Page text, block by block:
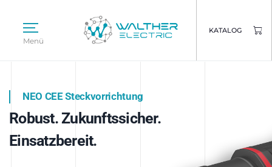
Menü
KATALOG
Intelligente Stromverteilung
NEO CEE Steckvorrichtung
Robust. Zukunftssicher.
Einsatzbereit.
Intelligenz trifft Energie.